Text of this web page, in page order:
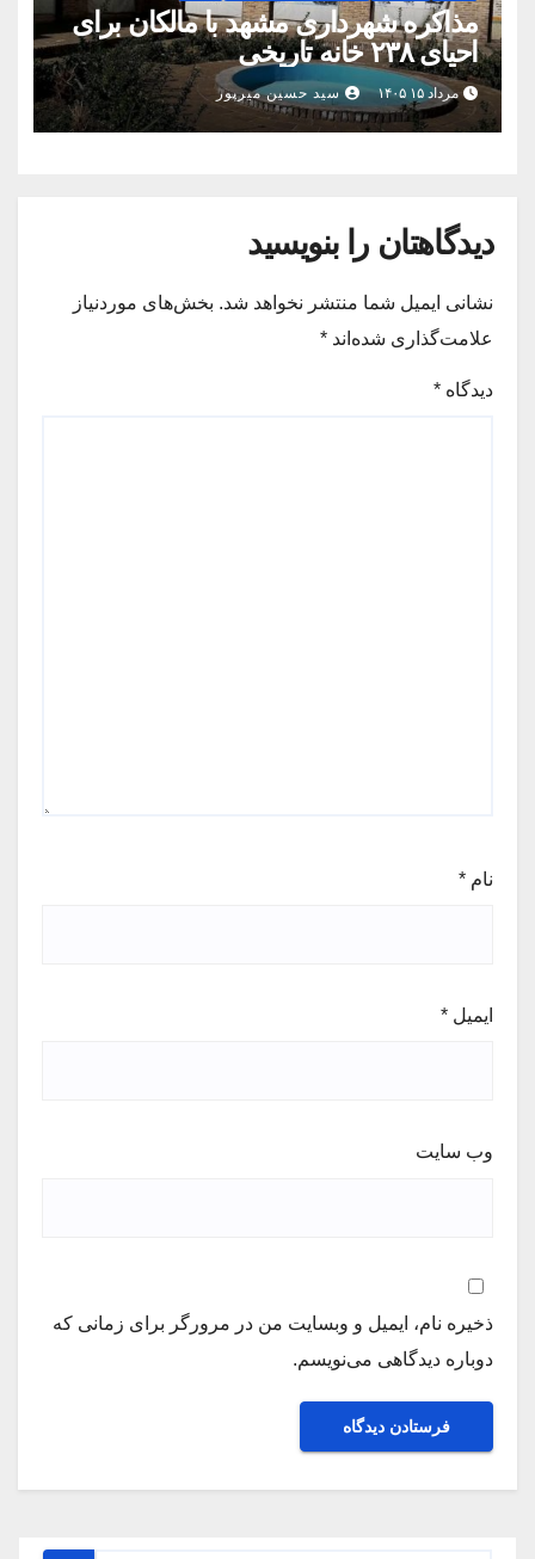
مذاکره شهرداری مشهد با مالکان برای
احیای ۲۳۸ خانه تاریخی
مرداد ۱۵ ۱۴۰۵ سید حسین میرپور
دیدگاهتان را بنویسید
نشانی ایمیل شما منتشر نخواهد شد. بخش‌های موردنیاز
علامت‌گذاری شده‌اند *
دیدگاه *
نام *
ایمیل *
وب‌ سایت
ذخیره نام، ایمیل و وبسایت من در مرورگر برای زمانی که
دوباره دیدگاهی می‌نویسم.